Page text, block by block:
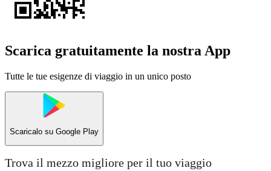
Scarica gratuitamente la nostra App
Tutte le tue esigenze di viaggio in un unico posto
Scaricalo su Google Play
Trova il mezzo migliore per il tuo viaggio